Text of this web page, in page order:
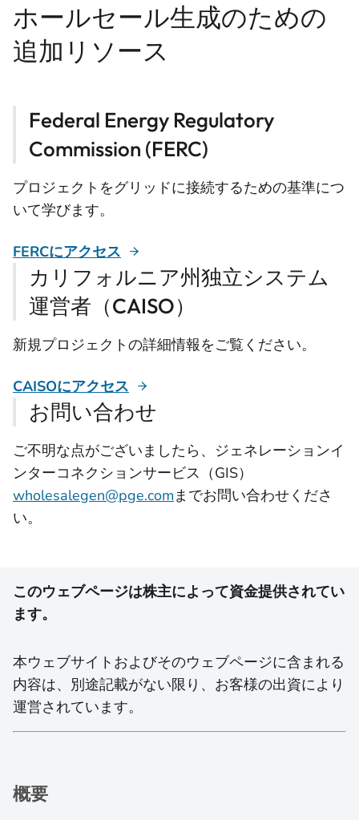
ホールセール生成のための
追加リソース
Federal Energy Regulatory
Commission (FERC)
プロジェクトをグリッドに接続するための基準につ
いて学びます。
FERCにアクセス
カリフォルニア州独立システム
運営者（CAISO）
新規プロジェクトの詳細情報をご覧ください。
CAISOにアクセス
お問い合わせ
ご不明な点がございましたら、ジェネレーションイ
ンターコネクションサービス（GIS）
wholesalegen@pge.comまでお問い合わせくださ
い。
このウェブページは株主によって資金提供されてい
ます。
本ウェブサイトおよびそのウェブページに含まれる
内容は、別途記載がない限り、お客様の出資により
運営されています。
概要